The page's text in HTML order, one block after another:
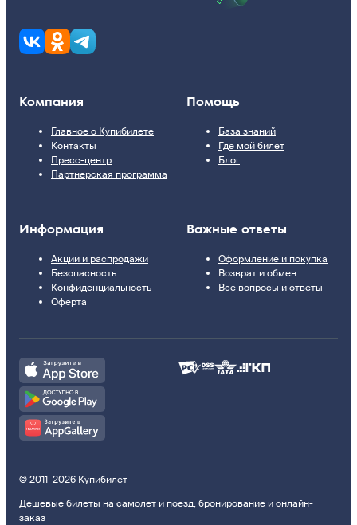
Компания
Главное о Купибилете
Контакты
Пресс-центр
Партнерская программа
Помощь
База знаний
Где мой билет
Блог
Информация
Акции и распродажи
Безопасность
Конфиденциальность
Оферта
Важные ответы
Оформление и покупка
Возврат и обмен
Все вопросы и ответы
© 2011–2026 Купибилет
Дешевые билеты на самолет и поезд, бронирование и онлайн-
заказ